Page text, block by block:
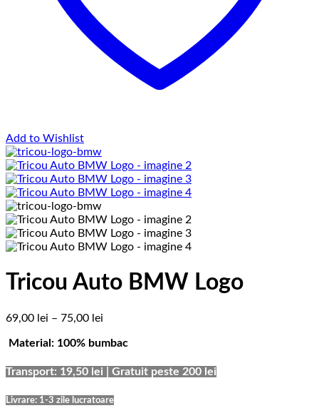
Add to Wishlist
Tricou Auto BMW Logo
69,00 lei – 75,00 lei
prețuri:
până
75,00 lei
Material: 100% bumbac
Transport: 19,50 lei | Gratuit peste 200 lei
Livrare: 1-3 zile lucratoare